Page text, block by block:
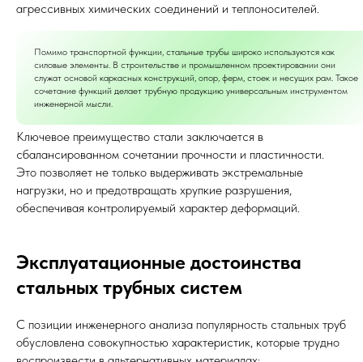
агрессивных химических соединений и теплоносителей.
Помимо транспортной функции, стальные трубы широко используются как
силовые элементы. В строительстве и промышленном проектировании они
служат основой каркасных конструкций, опор, ферм, стоек и несущих рам. Такое
сочетание функций делает трубную продукцию универсальным инструментом
инженерной мысли.
Ключевое преимущество стали заключается в
сбалансированном сочетании прочности и пластичности.
Это позволяет не только выдерживать экстремальные
нагрузки, но и предотвращать хрупкие разрушения,
обеспечивая контролируемый характер деформаций.
Эксплуатационные достоинства
стальных трубных систем
С позиции инженерного анализа популярность стальных труб
обусловлена совокупностью характеристик, которые трудно